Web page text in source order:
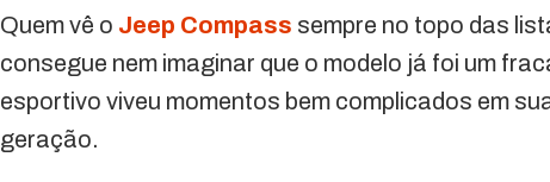
Quem vê o Jeep Compass sempre no topo das
consegue nem imaginar que o modelo já foi um
esportivo viveu momentos bem complicados em
geração.